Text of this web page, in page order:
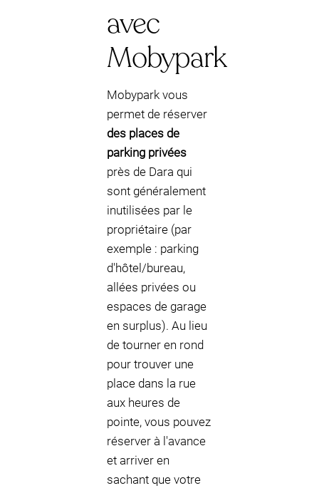
avec
Mobypark
Mobypark vous
permet de réserver
des places de
parking privées
près de Dara qui
sont généralement
inutilisées par le
propriétaire (par
exemple : parking
d'hôtel/bureau,
allées privées ou
espaces de garage
en surplus). Au lieu
de tourner en rond
pour trouver une
place dans la rue
aux heures de
pointe, vous pouvez
réserver à l'avance
et arriver en
sachant que votre